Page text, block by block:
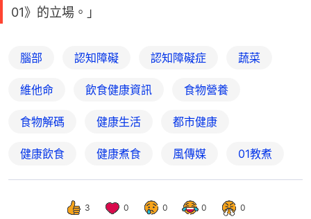
01》的立場。」
腦部 認知障礙 認知障礙症 蔬菜
維他命 飲食健康資訊 食物營養
食物解碼 健康生活 都市健康
健康飲食 健康煮食 風傳媒 01教煮
3 0 0 0 0